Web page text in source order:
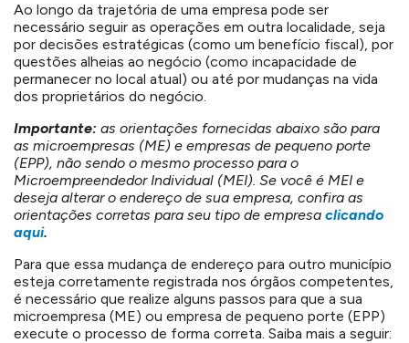
Ao longo da trajetória de uma empresa pode ser
necessário seguir as operações em outra localidade, seja
por decisões estratégicas (como um benefício fiscal), por
questões alheias ao negócio (como incapacidade de
permanecer no local atual) ou até por mudanças na vida
dos proprietários do negócio.
Importante: as orientações fornecidas abaixo são para
as microempresas (ME) e empresas de pequeno porte
(EPP), não sendo o mesmo processo para o
Microempreendedor Individual (MEI). Se você é MEI e
deseja alterar o endereço de sua empresa, confira as
orientações corretas para seu tipo de empresa clicando
aqui.
Para que essa mudança de endereço para outro município
esteja corretamente registrada nos órgãos competentes,
é necessário que realize alguns passos para que a sua
microempresa (ME) ou empresa de pequeno porte (EPP)
execute o processo de forma correta. Saiba mais a seguir: